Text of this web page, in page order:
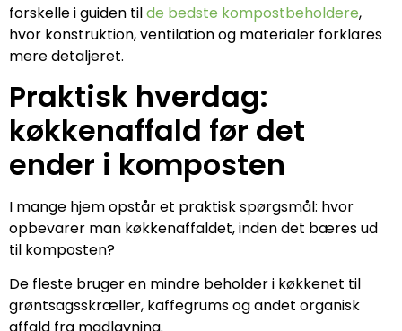
forskelle i guiden tilde bedste kompostbeholdere,
hvor konstruktion, ventilation og materialer forklares
mere detaljeret.
Praktisk hverdag:
køkkenaffald før det
ender i komposten
I mange hjem opstår et praktisk spørgsmål: hvor
opbevarer man køkkenaffaldet, inden det bæres ud
til komposten?
De fleste bruger en mindre beholder i køkkenet til
grøntsagsskræller, kaffegrums og andet organisk